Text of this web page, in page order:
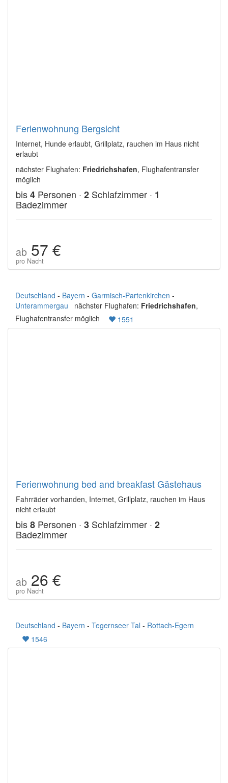
Ferienwohnung Bergsicht
Internet, Hunde erlaubt, Grillplatz, rauchen im Haus nicht
erlaubt
nächster Flughafen: Friedrichshafen, Flughafentransfer
möglich
bis4 Personen · 2 Schlafzimmer · 1
Badezimmer
ab 57 €
pro Nacht
Deutschland - Bayern - Garmisch-Partenkirchen -
Unterammergau nächster Flughafen: Friedrichshafen,
Flughafentransfer möglich
1551
Ferienwohnung bed and breakfast Gästehaus
Fahrräder vorhanden, Internet, Grillplatz, rauchen im Haus
nicht erlaubt
bis8 Personen · 3 Schlafzimmer · 2
Badezimmer
ab 26 €
pro Nacht
Deutschland - Bayern - Tegernseer Tal - Rottach-Egern
1546